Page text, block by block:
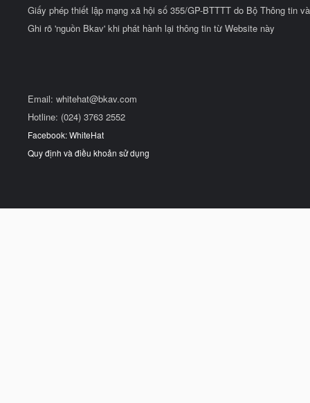
Giấy phép thiết lập mạng xã hội số 355/GP-BTTTT do Bộ Thông tin
Ghi rõ 'nguồn Bkav' khi phát hành lại thông tin từ Website này
Email: whitehat@bkav.com
Hotline: (024) 3763 2552
Facebook: WhiteHat
Quy định và điều khoản sử dụng